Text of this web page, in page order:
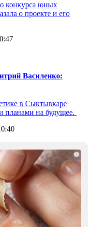
конкурса юных
о проекте и его
Василенко:
в Сыктывкаре
планами на будущее.
i